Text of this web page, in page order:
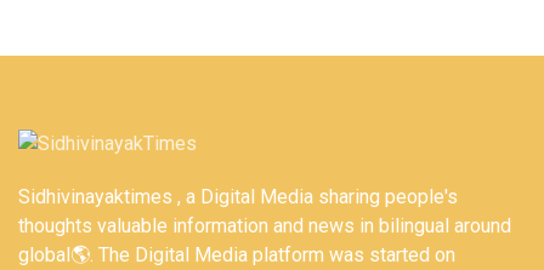
Sidhivinayaktimes , a Digital Media sharing people's
thoughts valuable information and news in bilingual around
global🌎. The Digital Media platform was started on